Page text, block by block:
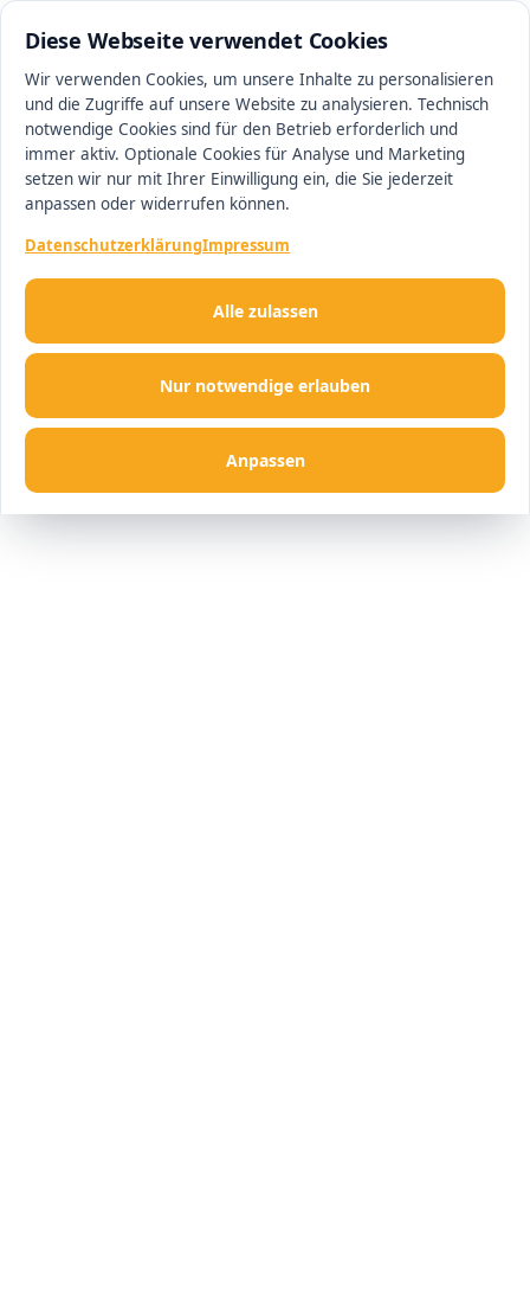
Diese Webseite verwendet Cookies
Wir verwenden Cookies, um unsere Inhalte zu personalisieren
und die Zugriffe auf unsere Website zu analysieren. Technisch
notwendige Cookies sind für den Betrieb erforderlich und
immer aktiv. Optionale Cookies für Analyse und Marketing
setzen wir nur mit Ihrer Einwilligung ein, die Sie jederzeit
anpassen oder widerrufen können.
DatenschutzerklärungImpressum
Nur notwendige erlauben
Anpassen
Alle zulassen